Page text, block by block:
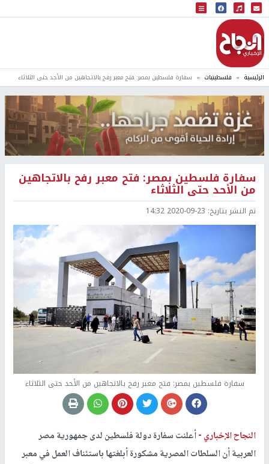
البث المباشر
إذاعة النجاح
الرئيسية فلسطينيات سفارة فلسطين بمصر: فتح معبر رفح بالاتجاهين من الأحد حتى الثلاثاء
سفارة فلسطين بمصر: فتح معبر رفح بالاتجاهين
من الأحد حتى الثلاثاء
تم النشر بتاريخ: 2020-09-23 14:32
سفارة فلسطين بمصر: فتح معبر رفح بالاتجاهين من الأحد حتى الثلاثاء
النجاح الإخباري -أعلنت سفارة دولة فلسطين لدى جمهورية مصر
العربية أن السلطات المصرية مشكورة أبلغتها باستئناف العمل في معبر